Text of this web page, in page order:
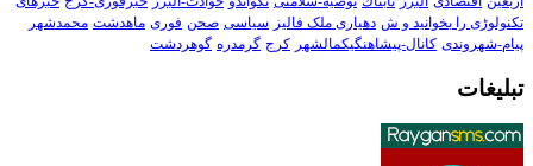
تکنولوڑی را بخوانید و ش دهیاری ملک فالیز سیاسی صحن فوری ماهدشت محمدشهر
پیام-شهروندی کانال-پیشاهنگیکمالشهر کرج گرمدره گوهردشت
تبلیغات